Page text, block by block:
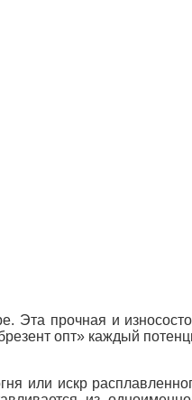
Эта прочная и
опт» каждый
или искр